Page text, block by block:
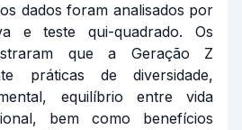
dados foram analisados por
e teste qui-quadrado. Os
que a Geração Z
práticas de diversidade,
equilíbrio entre vida
bem como benefícios